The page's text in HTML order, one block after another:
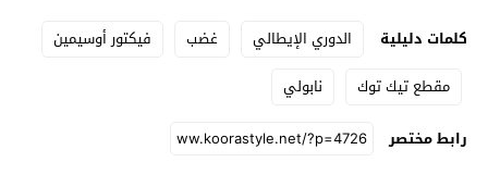
كلمات دليلية الدوري الإيطالي غضب
فيكتور أوسيمين
مقطع تيك توك
نابولي
رابط مختصر